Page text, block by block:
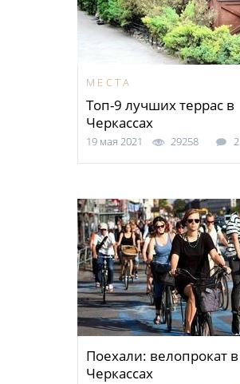
МЕСТА
Топ-9 лучших террас в
Черкассах
19 мая 2021 29258 2
Поехали: велопрокат в
Черкассах